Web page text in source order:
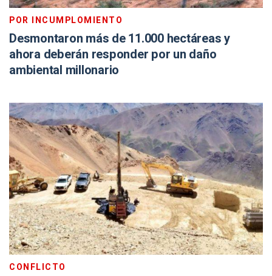
POR INCUMPLOMIENTO
Desmontaron más de 11.000 hectáreas y
ahora deberán responder por un daño
ambiental millonario
CONFLICTO